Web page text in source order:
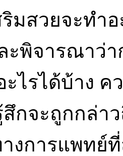
มสวยจะทำ
ะพิจารณาว่า
ไรได้บ้าง ค
กจะถูกกล่า
งการแพทย์